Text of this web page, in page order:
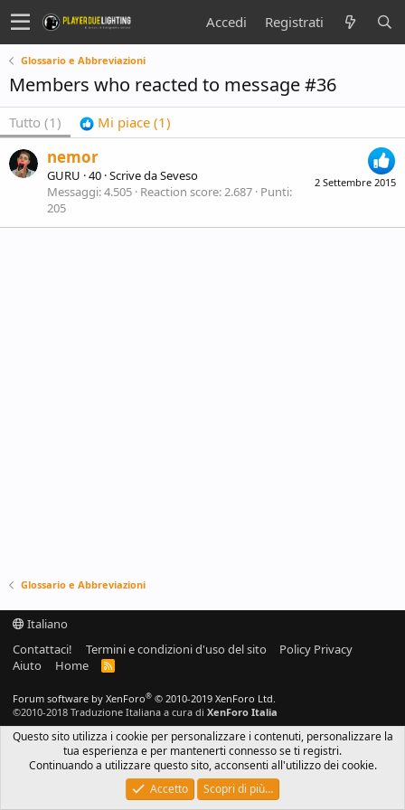
Accedi Registrati
Glossario e Abbreviazioni
Members who reacted to message #36
Tutto (1) Mi piace (1)
2 Settembre 2015
nemor
GURU ·40 ·Scrive daSeveso
Messaggi 4.505 Reaction score 2.687 Punti
205
Glossario e Abbreviazioni
Italiano
Contattaci!
Termini e condizioni d'uso del sito
Policy Privacy
Aiuto
Home
R
Forum software by XenForo® © 2010-2019 XenForo Ltd.
©2010-2018 Traduzione Italiana a cura di XenForo Italia
Questo sito utilizza i cookie per personalizzare i contenuti, personalizzare la
tua esperienza e per mantenerti connesso se ti registri.
Continuando a utilizzare questo sito, acconsenti all'utilizzo dei cookie.
Accetto
Scopri di più…